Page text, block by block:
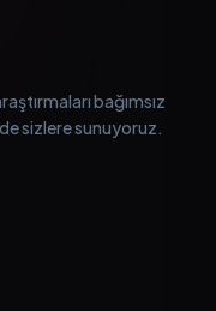
bağımsız
sizlere sunuyoruz.